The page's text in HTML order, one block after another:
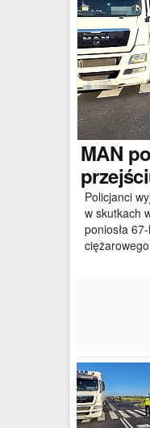
MAN
Policjanci
w skutkach
poniosła